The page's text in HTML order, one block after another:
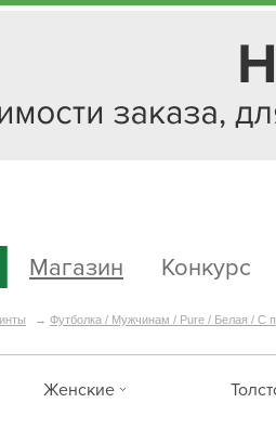
Магазин Конкурс
→ Футболка / Мужчинам / Pure / Белая / C
Женские